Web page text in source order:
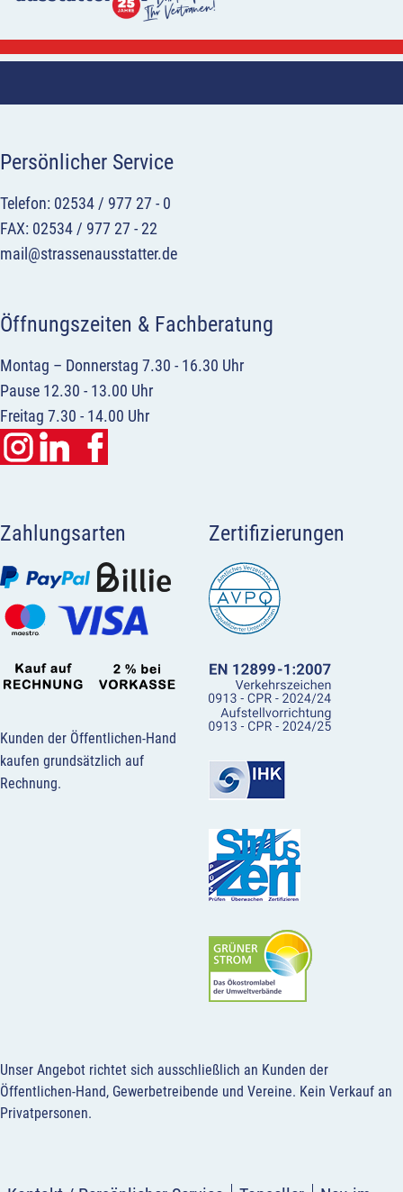
Persönlicher Service
Telefon: 02534 / 977 27 - 0
FAX: 02534 / 977 27 - 22
mail@strassenausstatter.de
Öffnungszeiten & Fachberatung
Montag – Donnerstag 7.30 - 16.30 Uhr
Pause 12.30 - 13.00 Uhr
Freitag 7.30 - 14.00 Uhr
Zahlungsarten
Kunden der Öffentlichen-Hand
kaufen grundsätzlich auf
Rechnung.
Zertifizierungen
Unser Angebot richtet sich ausschließlich an Kunden der
Öffentlichen-Hand, Gewerbetreibende und Vereine. Kein Verkauf an
Privatpersonen.